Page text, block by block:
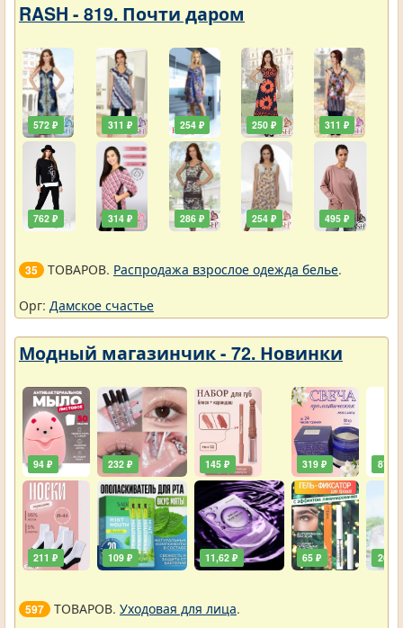
RASH - 819. Почти даром
572 ₽
762 ₽
311 ₽
314 ₽
254 ₽
286 ₽
250 ₽
254 ₽
311 ₽
495 ₽
35 ТОВАРОВ. Распродажа взрослое одежда белье.
Орг: Дамское счастье
Модный магазинчик - 72. Новинки
94 ₽
211 ₽
232 ₽
109 ₽
145 ₽
11,62 ₽
319 ₽
65 ₽
87 ₽
261 ₽
597 ТОВАРОВ. Уходовая для лица.